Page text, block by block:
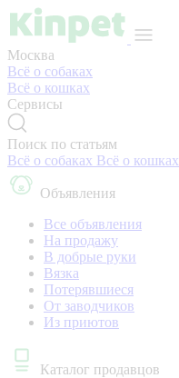
Москва
Всё о собаках
Всё о кошках
Сервисы
Поиск по статьям
Всё о собаках Всё о кошках
Объявления
Все объявления
На продажу
В добрые руки
Вязка
Потерявшиеся
От заводчиков
Из приютов
Каталог продавцов